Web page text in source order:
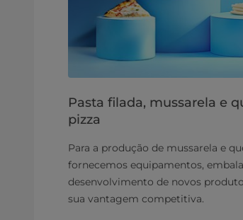
Pasta filada, mussarela e
pizza
Para a produção de mussarela e
fornecemos equipamentos,
desenvolvimento de novos
sua vantagem competitiva.